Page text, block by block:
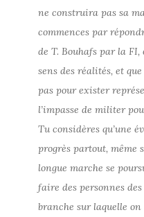
ne construira pas sa
commences par
de T. Bouhafs par la
sens des réalités, et
pas pour exister
l’impasse de militer
Tu considères qu’une
progrès partout, même
longue marche se
faire des personnes
branche sur laquelle